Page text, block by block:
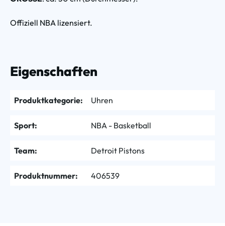
Offiziell NBA lizensiert.
Eigenschaften
Produktkategorie: Uhren
Sport: NBA - Basketball
Team: Detroit Pistons
Produktnummer: 406539